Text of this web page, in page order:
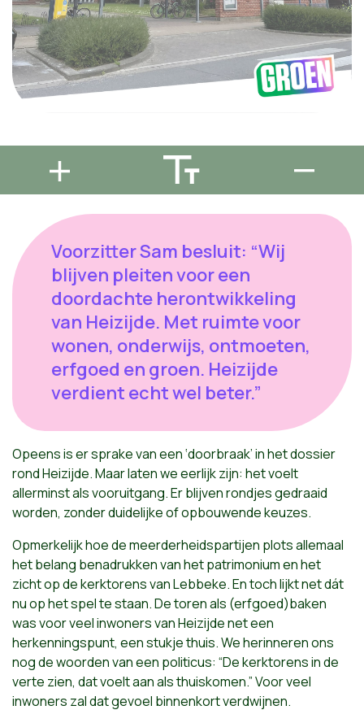
Voorzitter Sam besluit: “Wij
blijven pleiten voor een
doordachte herontwikkeling
van Heizijde. Met ruimte voor
wonen, onderwijs, ontmoeten,
erfgoed en groen. Heizijde
verdient echt wel beter.”
Opeens is er sprake van een ‘doorbraak’ in het dossier
rond Heizijde. Maar laten we eerlijk zijn: het voelt
allerminst als vooruitgang. Er blijven rondjes gedraaid
worden, zonder duidelijke of opbouwende keuzes.
Opmerkelijk hoe de meerderheidspartijen plots allemaal
het belang benadrukken van het patrimonium en het
zicht op de kerktorens van Lebbeke. En toch lijkt net dát
nu op het spel te staan. De toren als (erfgoed)baken
was voor veel inwoners van Heizijde net een
herkenningspunt, een stukje thuis. We herinneren ons
nog de woorden van een politicus: “De kerktorens in de
verte zien, dat voelt aan als thuiskomen.” Voor veel
inwoners zal dat gevoel binnenkort verdwijnen.